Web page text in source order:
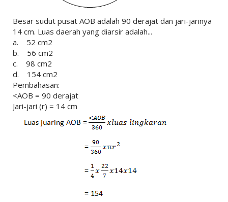
Besar sudut pusat AOB adalah 90 derajat dan jari-jarinya
14 cm. Luas daerah yang diarsir adalah...
a. 52 cm2
b. 56 cm2
c. 98 cm2
d. 154 cm2
Pembahasan:
<AOB = 90 derajat
Jari-jari (r) = 14 cm